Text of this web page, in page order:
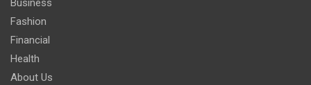
Business
Fashion
Financial
Health
About Us